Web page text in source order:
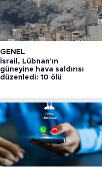
GENEL
İsrail, Lübnan'ın
güneyine hava saldırısı
düzenledi: 10 ölü